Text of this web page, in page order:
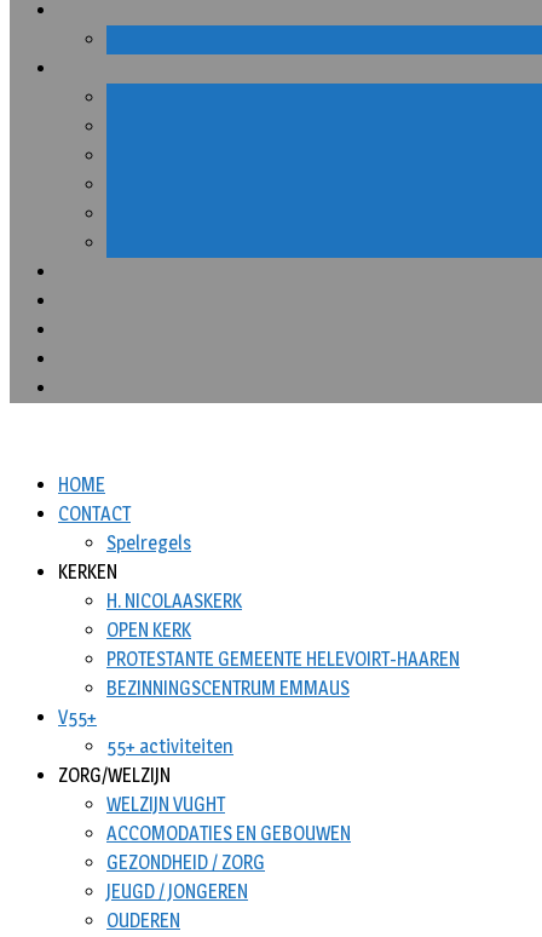
HOME
CONTACT
Spelregels
KERKEN
H. NICOLAASKERK
OPEN KERK
PROTESTANTE GEMEENTE HELEVOIRT-HAAREN
BEZINNINGSCENTRUM EMMAUS
V55+
55+ activiteiten
ZORG/WELZIJN
WELZIJN VUGHT
ACCOMODATIES EN GEBOUWEN
GEZONDHEID / ZORG
JEUGD / JONGEREN
OUDEREN